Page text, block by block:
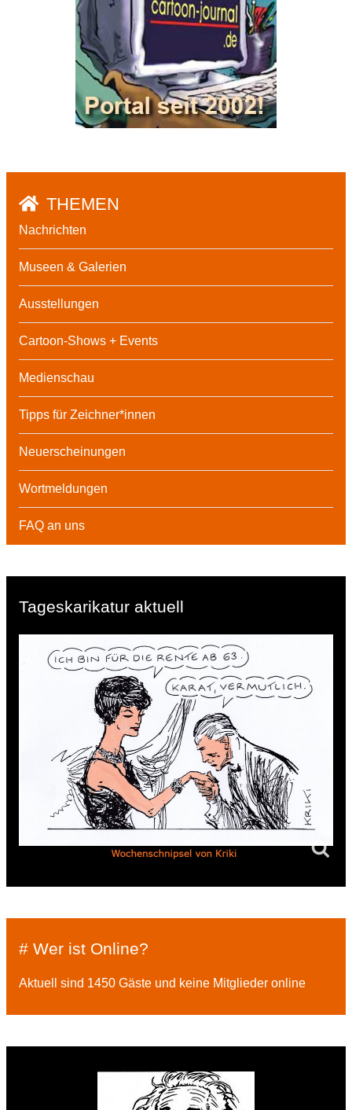
THEMEN
Nachrichten
Museen & Galerien
Ausstellungen
Cartoon-Shows + Events
Medienschau
Tipps für Zeichner*innen
Neuerscheinungen
Wortmeldungen
FAQ an uns
Tageskarikatur aktuell
# Wer ist Online?
Aktuell sind 1450 Gäste und keine Mitglieder online